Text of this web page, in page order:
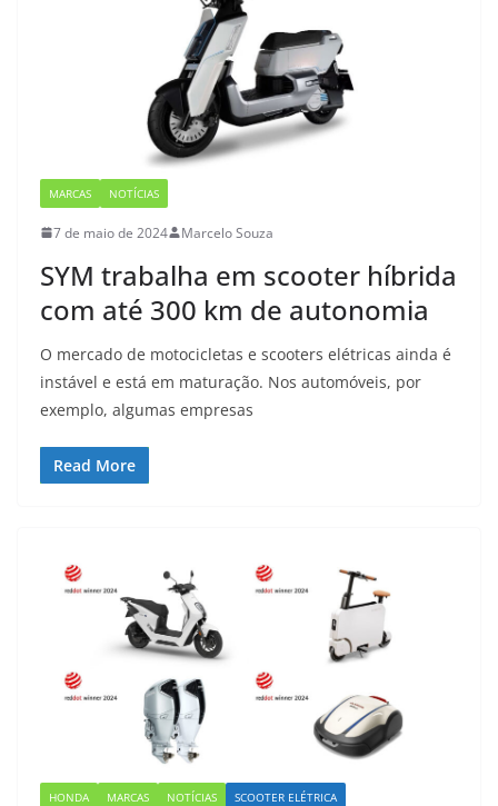
MARCAS NOTÍCIAS
7 de maio de 2024 Marcelo Souza
SYM trabalha em scooter híbrida
com até 300 km de autonomia
O mercado de motocicletas e scooters elétricas ainda é
instável e está em maturação. Nos automóveis, por
exemplo, algumas empresas
Read More
HONDA MARCAS NOTÍCIAS SCOOTER ELÉTRICA